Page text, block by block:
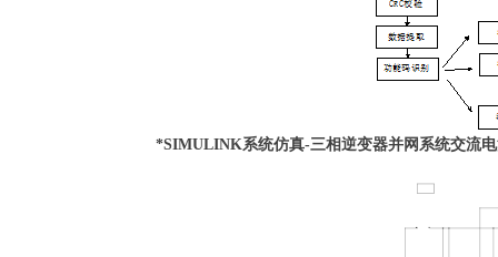
*SIMULINK系统仿真-三相逆变器并网系统交流